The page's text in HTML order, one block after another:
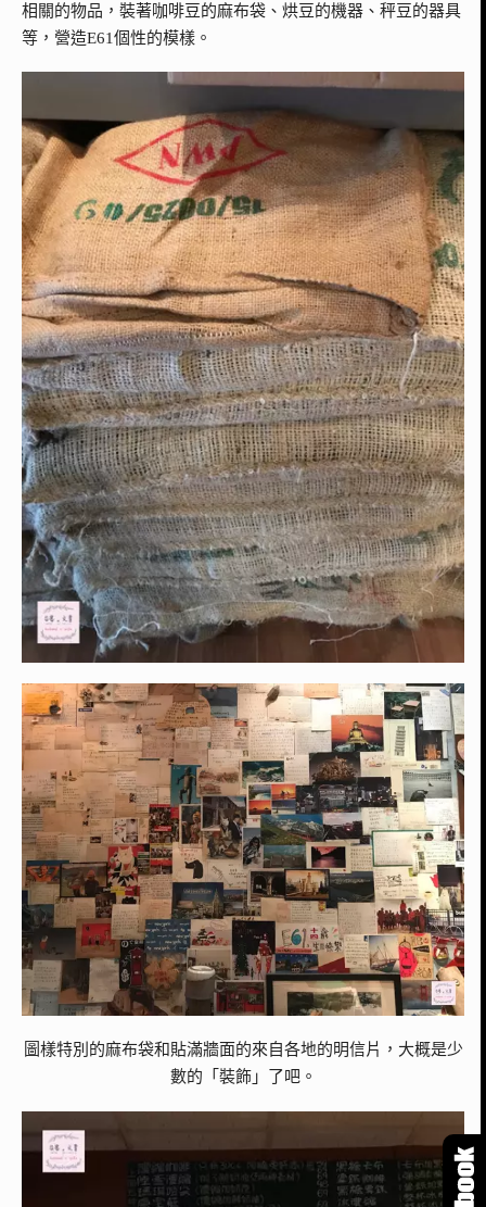
相關的物品，裝著咖啡豆的麻布袋、烘豆的機器、秤豆的器具
等，營造E61個性的模樣。
圖樣特別的麻布袋和貼滿牆面的來自各地的明信片，大概是少
數的「裝飾」了吧。